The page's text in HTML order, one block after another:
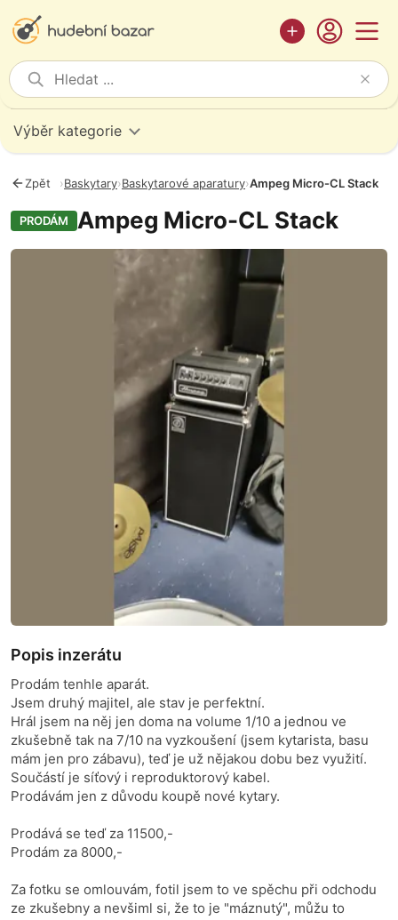
Výběr kategorie
Zpět ›Baskytary›Baskytarové aparatury›Ampeg Micro-CL Stack
PRODÁM Ampeg Micro-CL Stack
Fotografie
Popis inzerátu
Prodám tenhle aparát.
Jsem druhý majitel, ale stav je perfektní.
Hrál jsem na něj jen doma na volume 1/10 a jednou ve
zkušebně tak na 7/10 na vyzkoušení (jsem kytarista, basu
mám jen pro zábavu), teď je už nějakou dobu bez využití.
Součástí je síťový i reproduktorový kabel.
Prodávám jen z důvodu koupě nové kytary.
Prodává se teď za 11500,-
Prodám za 8000,-
Za fotku se omlouvám, fotil jsem to ve spěchu při odchodu
ze zkušebny a nevšiml si, že to je "máznutý", můžu to